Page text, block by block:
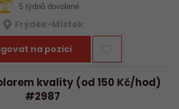
5 týdnů dovolené
Frýdek-Místek
na pozici
kvality (od 150 Kč/hod)
#2987